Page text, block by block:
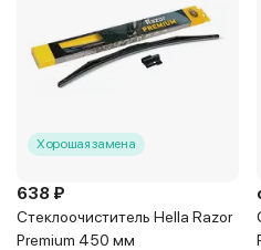
Хорошая замена
638 ₽
Стеклоочиститель Hella Razor
Premium 450 мм